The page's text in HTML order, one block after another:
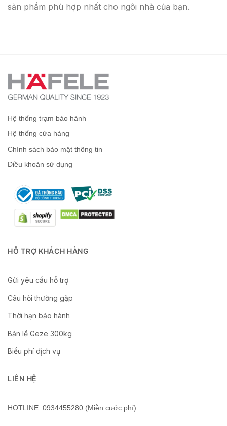
sản phẩm phù hợp nhất cho ngôi nhà của bạn.
Hệ thống trạm bảo hành
Hệ thống cửa hàng
Chính sách bảo mật thông tin
Điều khoản sử dụng
HỖ TRỢ KHÁCH HÀNG
Gửi yêu cầu hỗ trợ
Câu hỏi thường gặp
Thời hạn bảo hành
Bản lề Geze 300kg
Biểu phí dịch vụ
LIÊN HỆ
HOTLINE: 0934455280 (Miễn cước phí)